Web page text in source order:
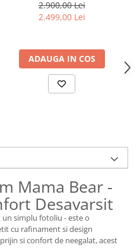
2.900,00 Lei
2.499,00 Lei
ADAUGA IN COS
Mama Bear -
Desavarsit
simplu fotoliu - este o
cu rafinament si design
si confort de neegalat, acest